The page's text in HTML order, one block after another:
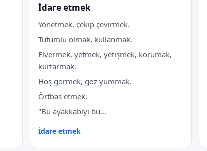
İdare etmek
Yönetmek, çekip çevirmek.
Tutumlu olmak, kullanmak.
Elvermek, yetmek, yetişmek, korumak,
kurtarmak.
Hoş görmek, göz yummak.
Örtbas etmek.
"Bu ayakkabıyı bu...
İdare etmek